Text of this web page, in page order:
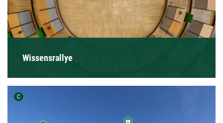
Wissensrallye
C